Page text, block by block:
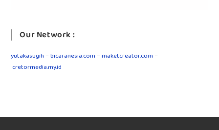
Our Network :
yutakasugih–bicaranesia.com–maketcreator.com–
cretormedia.my.id